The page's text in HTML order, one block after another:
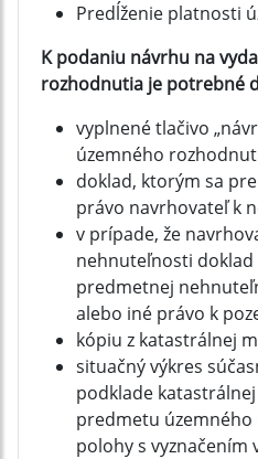
Predĺženie platnosti
K podaniu návrhu na
rozhodnutia je potrebné
vyplnené tlačivo
územného
doklad, ktorým sa
právo navrhovateľ k
v prípade, že
nehnuteľnosti doklad
predmetnej
alebo iné právo k
kópiu z katastrálnej
situačný výkres
podklade
predmetu
polohy s vyznačením